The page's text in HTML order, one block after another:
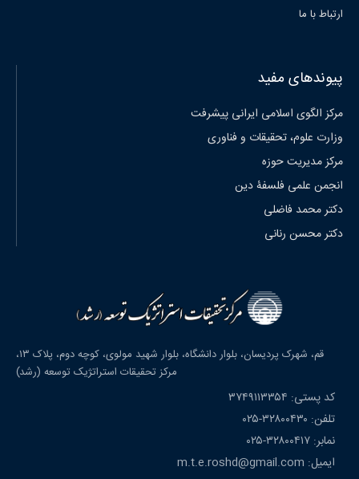
ارتباط با ما
پیوندهای مفید
مرکز الگوی اسلامی ایرانی پیشرفت
وزارت علوم، تحقیقات و فناوری
مرکز مدیریت حوزه
انجمن علمی فلسفۀ دین
دکتر محمد فاضلی
دکتر محسن رنانی
قم، شهرک پردیسان، بلوار دانشگاه، بلوار شهید مولوی، کوچه دوم، پلاک ۱۳،
مرکز تحقیقات استراتژیک توسعه (رشد)
کد پستی: ۳۷۴۹۱۱۳۳۵۴
تلفن: ۳۲۸۰۰۴۳۰-۰۲۵
نمابر: ۳۲۸۰۰۴۱۷-۰۲۵
ایمیل: m.t.e.roshd@gmail.com